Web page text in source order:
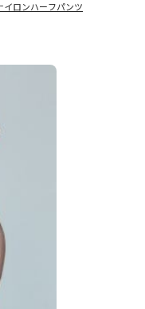
イロンハーフパンツ